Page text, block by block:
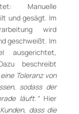
Manuelle
und gesägt. Im
wird
geschweißt. Im
ausgerichtet,
beschreibt
Toleranz von
sodass der
läuft.“Hier
dass die